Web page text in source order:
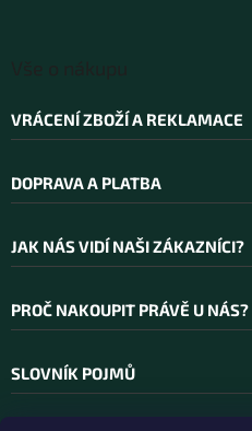
VRÁCENÍ ZBOŽÍ A REKLAMACE
DOPRAVA A PLATBA
JAK NÁS VIDÍ NAŠI ZÁKAZNÍCI?
PROČ NAKOUPIT PRÁVĚ U NÁS?
SLOVNÍK POJMŮ